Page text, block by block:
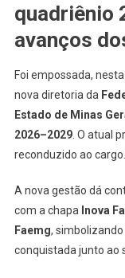
quadriênio
avanços
Foi empossada,
nova diretoria da
Estado de Minas
2026–2029. O atual
reconduzido ao cargo.
A nova gestão dá
com a chapa Inova
Faemg,
conquistada junto ao